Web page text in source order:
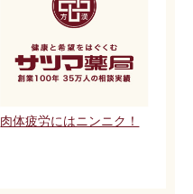
肉体疲労にはニンニク！